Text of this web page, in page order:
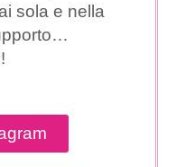
sola e nella